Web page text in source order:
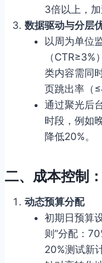
3倍以上，加
数据驱动与分层
以周为单位
（
类内容需同
页跳出率（
通过聚光后
时段，例如
降低20%。
二、 成本控制
动态预算分配
初期日预算
则”分配：
20%测试新